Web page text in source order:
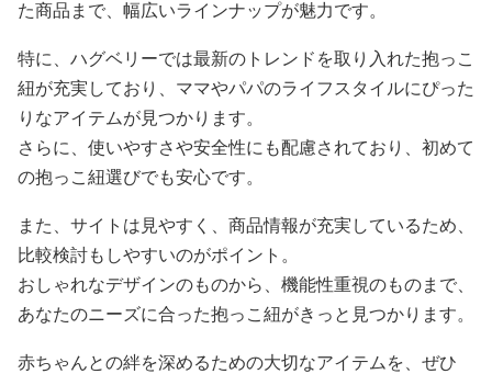
た商品まで、幅広いラインナップが魅力です。
特に、ハグベリーでは最新のトレンドを取り入れた抱っこ
紐が充実しており、ママやパパのライフスタイルにぴった
りなアイテムが見つかります。
さらに、使いやすさや安全性にも配慮されており、初めて
の抱っこ紐選びでも安心です。
また、サイトは見やすく、商品情報が充実しているため、
比較検討もしやすいのがポイント。
おしゃれなデザインのものから、機能性重視のものまで、
あなたのニーズに合った抱っこ紐がきっと見つかります。
赤ちゃんとの絆を深めるための大切なアイテムを、ぜひ